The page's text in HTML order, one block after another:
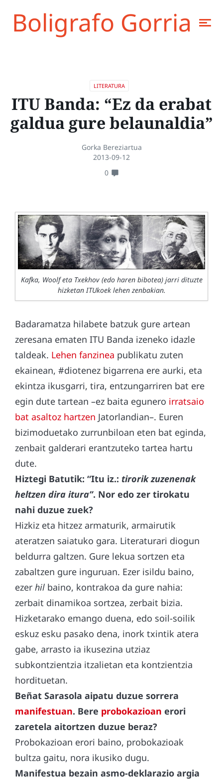
Boligrafo Gorria
LITERATURA
ITU Banda: “Ez da erabat
galdua gure belaunaldia”
Gorka Bereziartua
2013-09-12
0
Kafka, Woolf eta Txekhov (edo haren bibotea) jarri dituzte
hizketan ITUkoek lehen zenbakian.
Badaramatza hilabete batzuk gure artean
zeresana ematen ITU Banda izeneko idazle
taldeak. Lehen fanzinea publikatu zuten
ekainean, #diotenez bigarrena ere aurki, eta
ekintza ikusgarri, tira, entzungarriren bat ere
egin dute tartean –ez baita egunero irratsaio
bat asaltoz hartzen Jatorlandian–. Euren
bizimoduetako zurrunbiloan eten bat eginda,
zenbait galderari erantzuteko tartea hartu
dute.
Hiztegi Batutik: “Itu iz.: tirorik zuzenenak
heltzen dira itura”. Nor edo zer tirokatu
nahi duzue zuek?
Hizkiz eta hitzez armaturik, armairutik
ateratzen saiatuko gara. Literaturari diogun
beldurra galtzen. Gure lekua sortzen eta
zabaltzen gure inguruan. Ezer isildu baino,
ezer hil baino, kontrakoa da gure nahia:
zerbait dinamikoa sortzea, zerbait bizia.
Hizketarako emango duena, edo soil-soilik
eskuz esku pasako dena, inork txintik atera
gabe, arrasto ia ikusezina utziaz
subkontzientzia itzalietan eta kontzientzia
hordituetan.
Beñat Sarasola aipatu duzue sorrera
manifestuan. Bere probokazioan erori
zaretela aitortzen duzue beraz?
Probokazioan erori baino, probokazioak
bultza gaitu, nora ikusiko dugu.
Manifestua bezain asmo-deklarazio argia